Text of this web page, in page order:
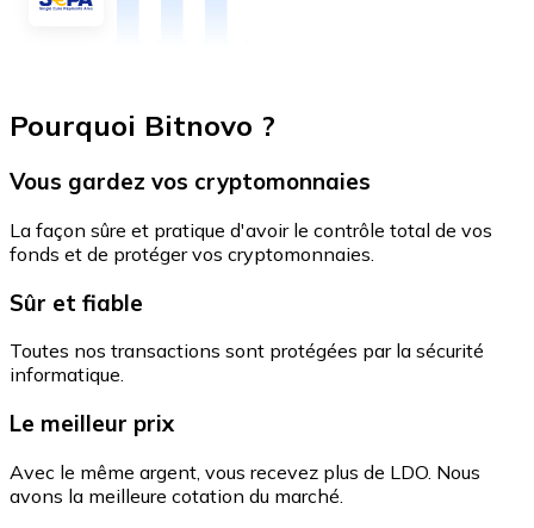
Pourquoi Bitnovo ?
Vous gardez vos cryptomonnaies
La façon sûre et pratique d'avoir le contrôle total de vos
fonds et de protéger vos cryptomonnaies.
Sûr et fiable
Toutes nos transactions sont protégées par la sécurité
informatique.
Le meilleur prix
Avec le même argent, vous recevez plus de LDO. Nous
avons la meilleure cotation du marché.